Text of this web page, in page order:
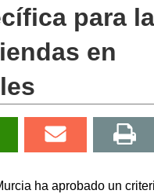
para la
en
ha aprobado un